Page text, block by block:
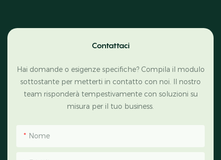
Contattaci
Hai domande o esigenze specifiche? Compila il modulo
sottostante per metterti in contatto con noi. Il nostro
team risponderà tempestivamente con soluzioni su
misura per il tuo business.
Nome